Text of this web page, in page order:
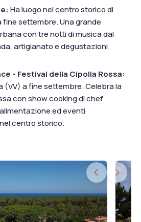
Ha luogo nel centro storico di
settembre. Una grande
con tre notti di musica dal
artigianato e degustazioni
- Festival della Cipolla Rossa:
(VV) a fine settembre. Celebra la
con show cooking di chef
ed eventi
centro storico.